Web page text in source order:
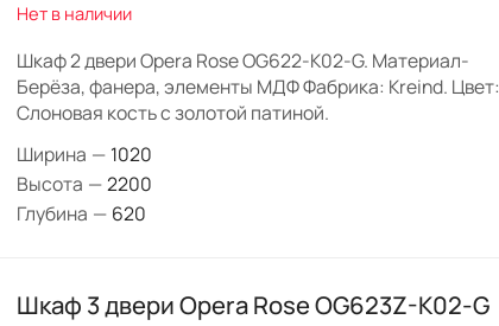
Нет в наличии
Шкаф 2 двери Opera Rose OG622-K02-G. Материал-
Берёза, фанера, элементы МДФ Фабрика: Kreind. Цвет:
Слоновая кость с золотой патиной.
Ширина — 1020
Высота —2200
Глубина — 620
Шкаф 3 двери Opera Rose OG623Z-K02-G